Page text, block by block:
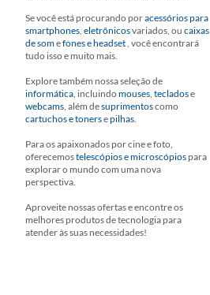
Se você está procurando poracessórios para
smartphones, eletrônicosvariados, ou caixas
de somefones e headset, você encontrará
tudo isso e muito mais.
Explore também nossa seleção de
informática, incluindomouses, tecladose
webcams, além desuprimentoscomo
cartuchos e tonersepilhas.
Para os apaixonados por cine e foto,
oferecemostelescópios e microscópios para
explorar o mundo com uma nova
perspectiva.
Aproveite nossas ofertas e encontre os
melhores produtos de tecnologia para
atender às suas necessidades!